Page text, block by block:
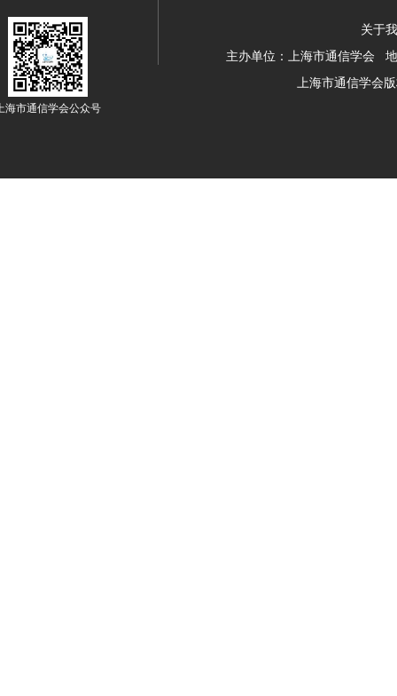
海市通信学会公众号
关于
主办单位：上海市通信学会
上海市通信学会版